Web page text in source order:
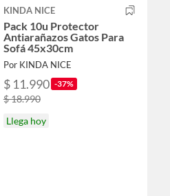
KINDA NICE
Pack 10u Protector
Antiarañazos Gatos Para
Sofá 45x30cm
Por KINDA NICE
$ 11.990 -37%
$ 18.990
Llega hoy